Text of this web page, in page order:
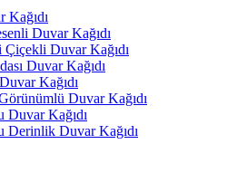
Kağıdı
Duvar Kağıdı
Duvar Kağıdı
Duvar Kağıdı
Kağıdı
Duvar Kağıdı
Duvar Kağıdı
Derinlik Duvar Kağıdı